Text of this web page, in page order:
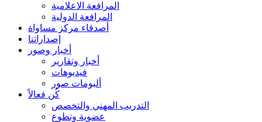
المرافعة الاعلامية
المرافعة الدولية
أصدقاء مركز مساواة
إصداراتنا
أخبار وصور
أخبار وتقارير
فيديوهات
ألبومات صور
كُن فعالاً
التدريب المهني والتخصص
عضوية وتطوع